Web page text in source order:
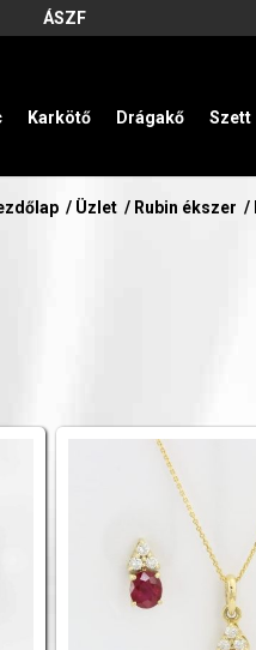
ÁSZF
Karkötő Drágakő Szett
/ Üzlet / Rubin ékszer /